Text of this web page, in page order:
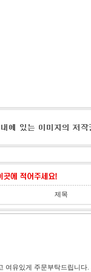
제목
여유있게 주문부탁드립니다.